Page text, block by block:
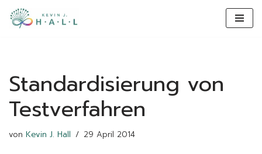
content
Zum
Standardisierung von
Testverfahren
von Kevin J. Hall 29 April 2014